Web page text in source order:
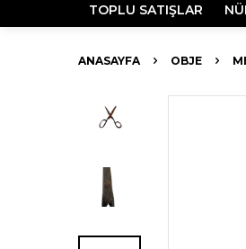
TOPLU SATIŞLAR
ANASAYFA OBJE